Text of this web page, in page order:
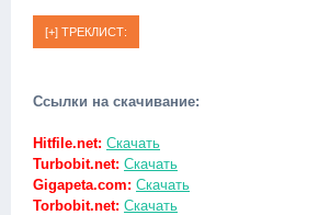
Ссылки на скачивание:
Hitfile.net: Скачать
Turbobit.net: Скачать
Gigapeta.com: Скачать
Torbobit.net: Скачать